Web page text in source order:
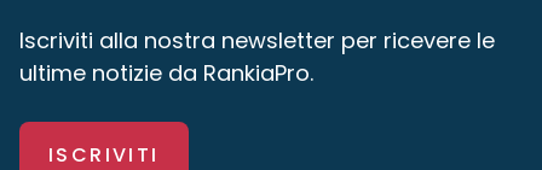
Iscriviti alla nostra newsletter per ricevere le
ultime notizie da RankiaPro.
ISCRIVITI